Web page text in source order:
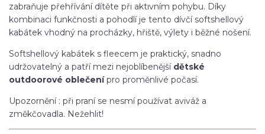
zabraňuje přehřívání dítěte při aktivním pohybu. Díky
kombinaci funkčnosti a pohodlí je tento dívčí softshellový
kabátek vhodný na procházky, hřiště, výlety i běžné nošení.
Softshellový kabátek s fleecem je praktický, snadno
udržovatelný a patří mezi nejoblíbenější dětské
outdoorové oblečenípro proměnlivé počasí.
Upozornění : při praní se nesmí používat aviváž a
změkčovadla. Nežehlit!